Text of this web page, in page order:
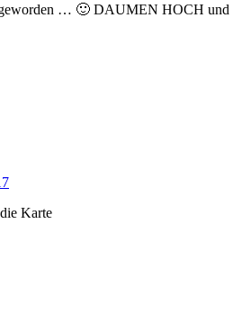
… 🙂 DAUMEN HOCH und
Karte